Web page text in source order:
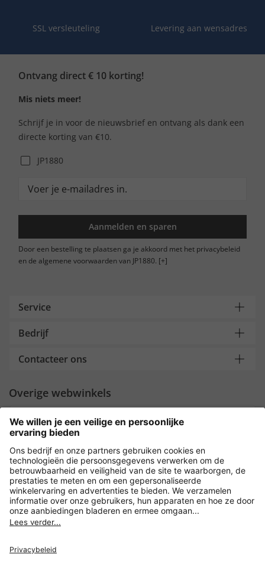
SSL versleuteling Levering aan wensadres
Ontvang direct € 10 korting!
Mis niets meer!
Schrijf je in voor de nieuwsbrief en ontvang als dank een
directe korting van €10.
JP1880
Aanmelden en sparen
Door een bestelling te plaatsen ga je akkoord met het privacybeleid
en de algemene voorwaarden van JP1880. [+]
Service
Bedrijf
Contacteer ons
Overige webwinkels
Nederland
Payment and Delivery
Versleuteling met